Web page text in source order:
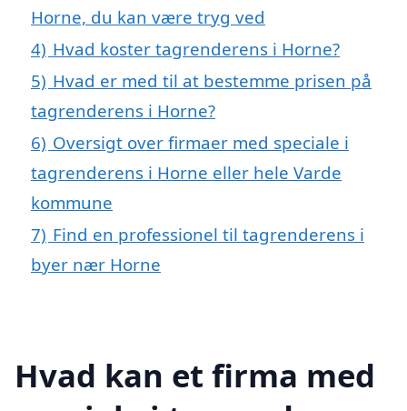
Horne, du kan være tryg ved
4) Hvad koster tagrenderens i Horne?
5) Hvad er med til at bestemme prisen på
tagrenderens i Horne?
6) Oversigt over firmaer med speciale i
tagrenderens i Horne eller hele Varde
kommune
7) Find en professionel til tagrenderens i
byer nær Horne
Hvad kan et firma med